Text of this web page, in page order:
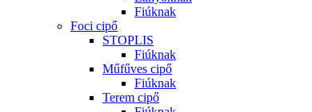
Fiúknak
Foci cipő
STOPLIS
Fiúknak
Műfűves cipő
Fiúknak
Terem cipő